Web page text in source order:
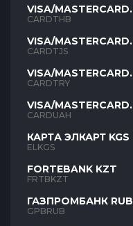
VISA/MASTERCARD
THB
CARDTHB
VISA/MASTERCARD
TJS
CARDTJS
VISA/MASTERCARD
TYR
CARDTRY
VISA/MASTERCARD
UAH
CARDUAH
КАРТА ЭЛКАРТ KGS
ELKGS
FORTEBANK KZT
FRTBKZT
ГАЗПРОМБАНК RUB
GPBRUB